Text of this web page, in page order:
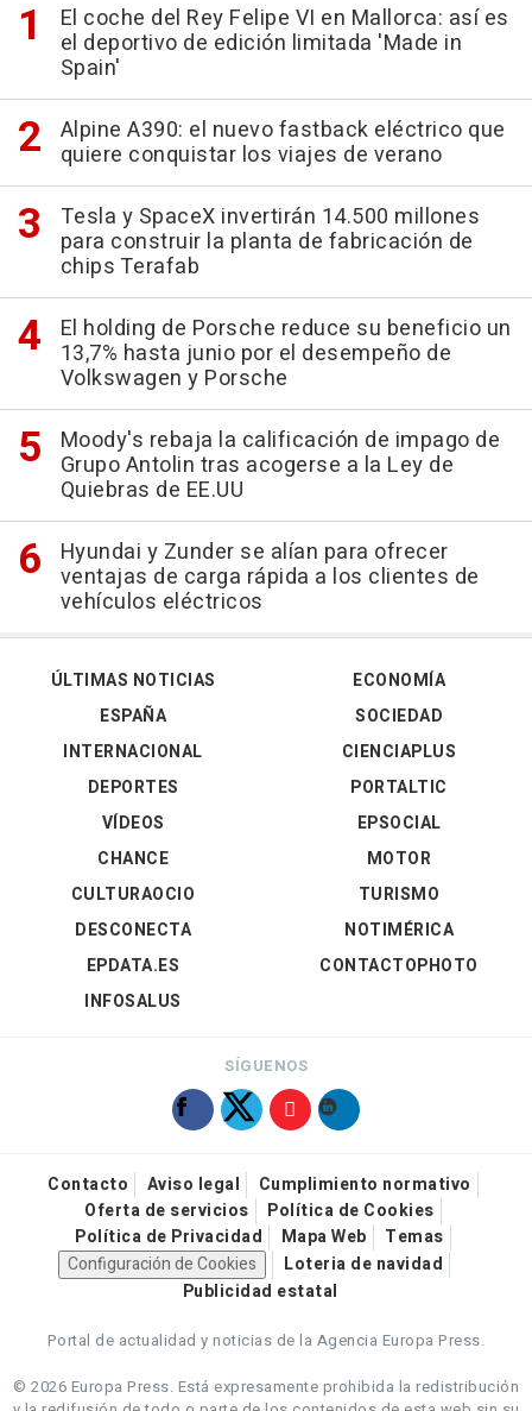
El coche del Rey Felipe VI en Mallorca: así es
el deportivo de edición limitada 'Made in
Spain'
Alpine A390: el nuevo fastback eléctrico que
quiere conquistar los viajes de verano
Tesla y SpaceX invertirán 14.500 millones
para construir la planta de fabricación de
chips Terafab
El holding de Porsche reduce su beneficio un
13,7% hasta junio por el desempeño de
Volkswagen y Porsche
Moody's rebaja la calificación de impago de
Grupo Antolin tras acogerse a la Ley de
Quiebras de EE.UU
Hyundai y Zunder se alían para ofrecer
ventajas de carga rápida a los clientes de
vehículos eléctricos
ÚLTIMAS NOTICIAS
ESPAÑA
INTERNACIONAL
DEPORTES
VÍDEOS
ECONOMÍA
SOCIEDAD
CIENCIAPLUS
PORTALTIC
EPSOCIAL
CHANCE
CULTURAOCIO
DESCONECTA
EPDATA.ES
INFOSALUS
MOTOR
TURISMO
NOTIMÉRICA
CONTACTOPHOTO
SÍGUENOS
Contacto Aviso legal
Cumplimiento normativo
Oferta de servicios
Política de Cookies
Política de Privacidad
Mapa Web
Temas
Configuración de Cookies
Loteria de navidad
Publicidad estatal
Portal de actualidad y noticias de la Agencia Europa Press.
© 2026 Europa Press. Está expresamente prohibida la redistribución